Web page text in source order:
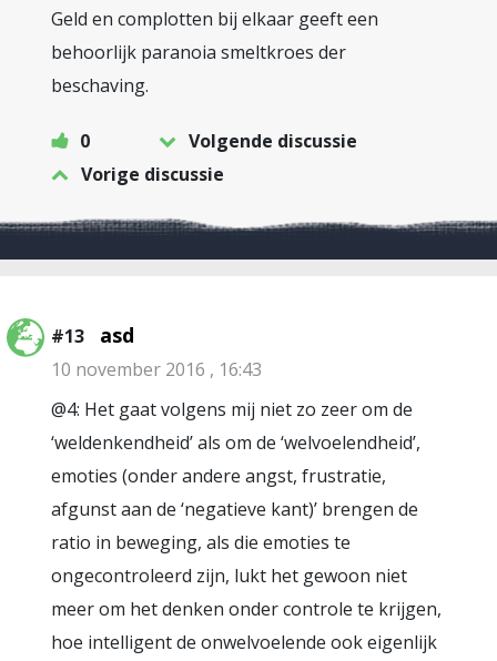
Geld en complotten bij elkaar geeft een
behoorlijk paranoia smeltkroes der
beschaving.
0
Volgende discussie
Vorige discussie
#13 asd
10 november 2016 , 16:43
@4: Het gaat volgens mij niet zo zeer om de
‘weldenkendheid’ als om de ‘welvoelendheid’,
emoties (onder andere angst, frustratie,
afgunst aan de ‘negatieve kant)’ brengen de
ratio in beweging, als die emoties te
ongecontroleerd zijn, lukt het gewoon niet
meer om het denken onder controle te krijgen,
hoe intelligent de onwelvoelende ook eigenlijk